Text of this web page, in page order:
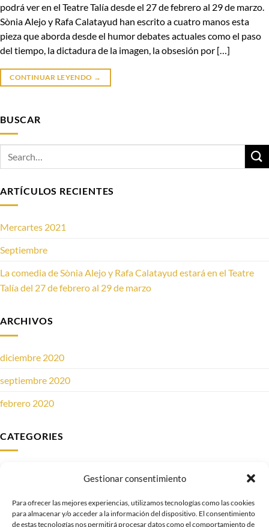
Gestionar consentimiento
Para ofrecer las mejores experiencias, utilizamos tecnologías como las cookies
para almacenar y/o acceder a la información del dispositivo. El consentimiento
de estas tecnologías nos permitirá procesar datos como el comportamiento de
podrá ver en el Teatre Talía desde el 27 de febrero al 29 de marzo.
Sònia Alejo y Rafa Calatayud han escrito a cuatro manos esta
pieza que aborda desde el humor debates actuales como el paso
del tiempo, la dictadura de la imagen, la obsesión por […]
CONTINUAR LEYENDO →
BUSCAR
ARTÍCULOS RECIENTES
Mercartes 2021
Septiembre
La comedia de Sònia Alejo y Rafa Calatayud estará en el Teatre
Talía del 27 de febrero al 29 de marzo
ARCHIVOS
diciembre 2020
septiembre 2020
febrero 2020
CATEGORIES